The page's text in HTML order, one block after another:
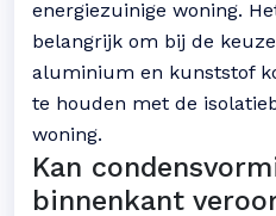
energiezuinige woning.
belangrijk om bij de
aluminium en kunststof
te houden met de
woning.
Kan
binnenkant